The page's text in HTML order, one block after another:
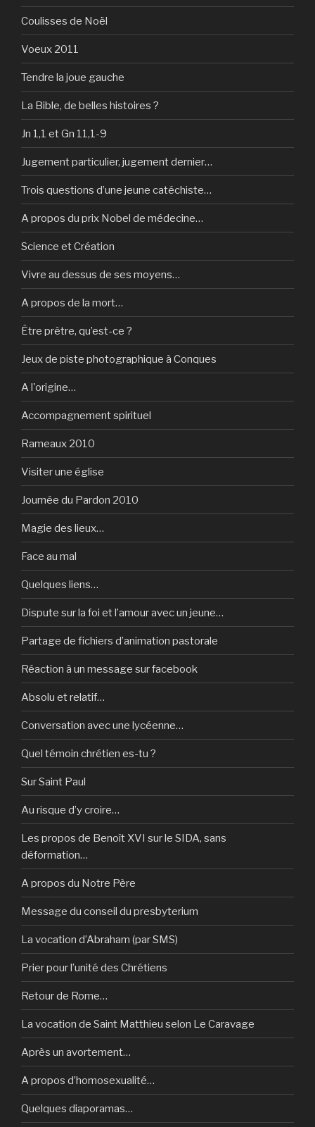
Coulisses de Noël
Voeux 2011
Tendre la joue gauche
La Bible, de belles histoires ?
Jn 1,1 et Gn 11,1-9
Jugement particulier, jugement dernier…
Trois questions d’une jeune catéchiste…
A propos du prix Nobel de médecine…
Science et Création
Vivre au dessus de ses moyens…
A propos de la mort…
Être prêtre, qu’est-ce ?
Jeux de piste photographique à Conques
A l'origine…
Accompagnement spirituel
Rameaux 2010
Visiter une église
Journée du Pardon 2010
Magie des lieux…
Face au mal
Quelques liens…
Dispute sur la foi et l’amour avec un jeune…
Partage de fichiers d’animation pastorale
Réaction à un message sur facebook
Absolu et relatif…
Conversation avec une lycéenne…
Quel témoin chrétien es-tu ?
Sur Saint Paul
Au risque d’y croire…
Les propos de Benoît XVI sur le SIDA, sans
déformation…
A propos du Notre Père
Message du conseil du presbyterium
La vocation d’Abraham (par SMS)
Prier pour l’unité des Chrétiens
Retour de Rome…
La vocation de Saint Matthieu selon Le Caravage
Après un avortement…
A propos d’homosexualité…
Quelques diaporamas…